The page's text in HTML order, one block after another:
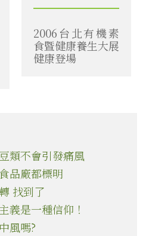
2006台北有機素
食暨健康養生大展
健康登場
類不會引發痛風
品廠都標明
找到了
義是一種信仰！
風嗎?